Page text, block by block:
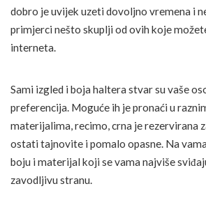
dobro je uvijek uzeti dovoljno vremena i
primjerci nešto skuplji od ovih koje
interneta.
Sami izgled i boja haltera stvar su vaše
preferencija. Moguće ih je pronaći u
materijalima, recimo, crna je rezervirana
ostati tajnovite i pomalo opasne. Na
boju i materijal koji se vama najviše
zavodljivu stranu.